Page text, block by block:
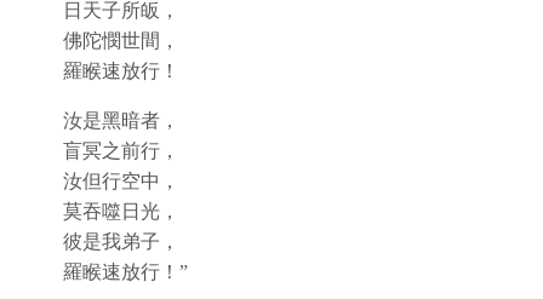
日天子所皈，
佛陀憫世間，
羅睺速放行！
汝是黑暗者，
盲冥之前行，
汝但行空中，
莫吞噬日光，
彼是我弟子，
羅睺速放行！”